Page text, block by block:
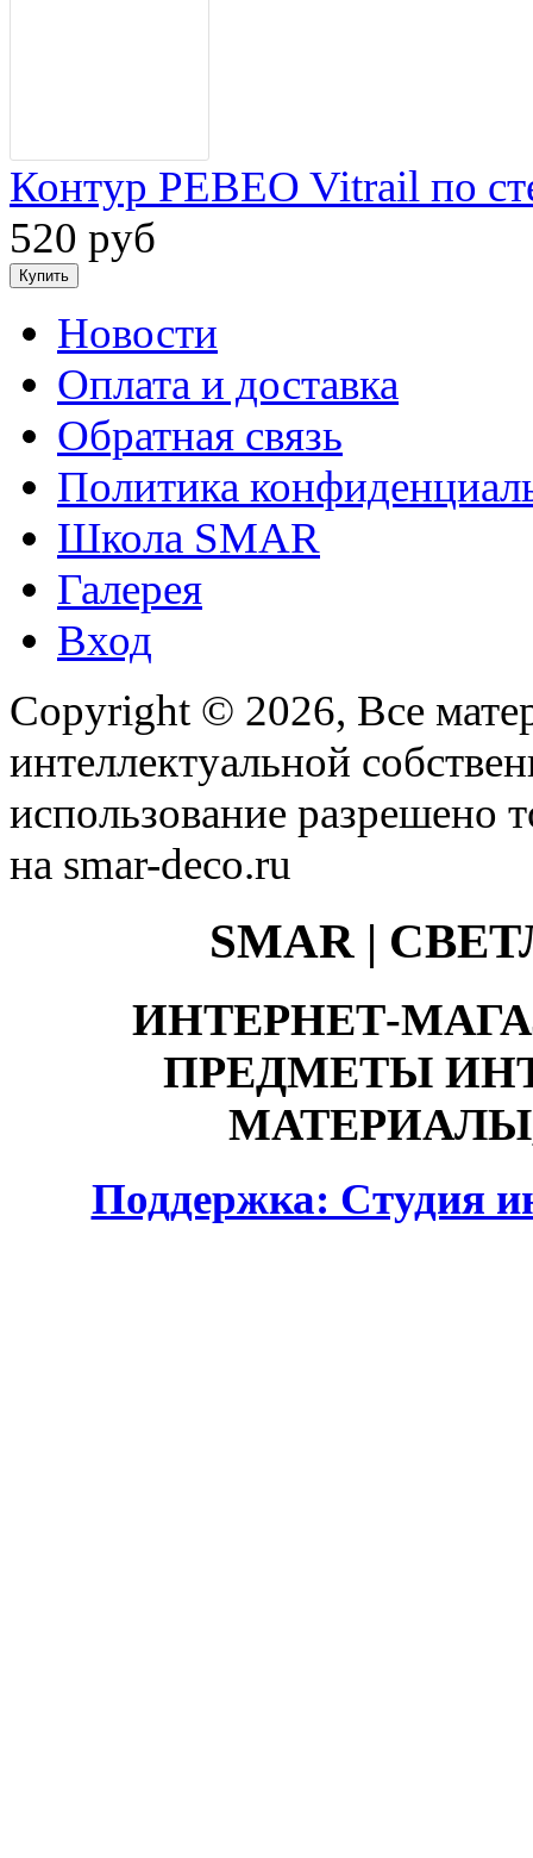
Контур PEBEO Vitrail по
520 руб
Новости
Оплата и доставка
Обратная связь
Политика
Школа SMAR
Галерея
Вход
Copyright © 2026, Все
интеллектуальной
использование разрешено
на smar-deco.ru
SMAR |
ИНТЕРНЕТ-
ПРЕДМЕТЫ
Поддержка: Студия